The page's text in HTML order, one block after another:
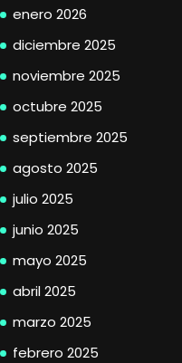
enero 2026
diciembre 2025
noviembre 2025
octubre 2025
septiembre 2025
agosto 2025
julio 2025
junio 2025
mayo 2025
abril 2025
marzo 2025
febrero 2025